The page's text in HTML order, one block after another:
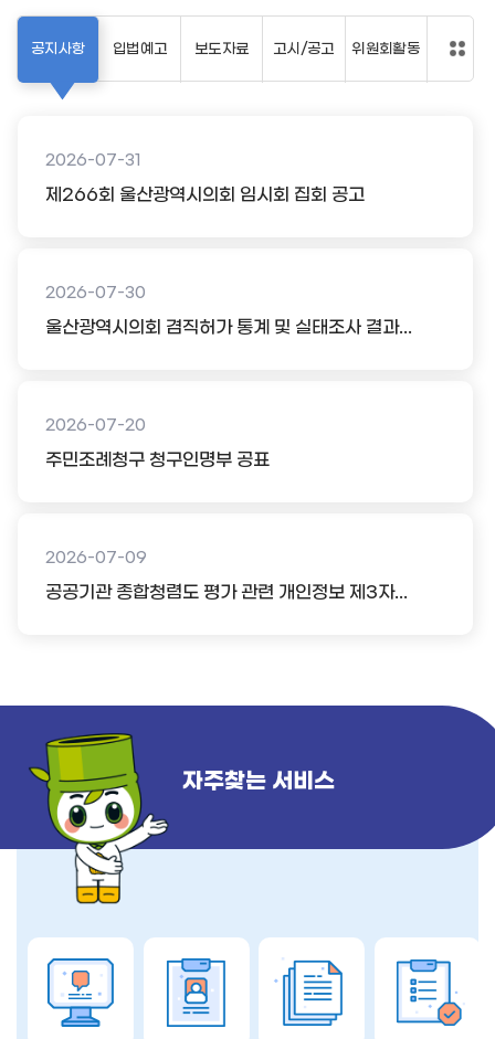
공지사항
2026-07-31
제266회 울산광역시의회 임시회 집회 공고
2026-07-30
울산광역시의회 겸직허가 통계 및 실태조사 결과...
2026-07-20
주민조례청구 청구인명부 공표
2026-07-09
공공기관 종합청렴도 평가 관련 개인정보 제3자...
입법예고 보도자료 고시/공고 위원회활동
자주찾는 서비스